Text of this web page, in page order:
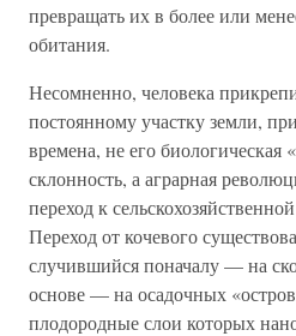
превращать их в более или
обитания.
Несомненно, человека
постоянному участку земли,
времена, не его биологическая
склонность, а аграрная
переход к
Переход от кочевого
случившийся поначалу — на
основе — на осадочных
плодородные слои которых